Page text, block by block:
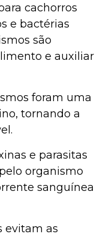
cachorros
e bactérias
são
e auxiliar
foram uma
tornando a
e parasitas
organismo
sanguínea
evitam as